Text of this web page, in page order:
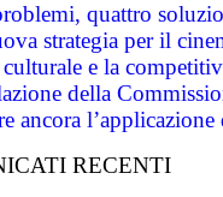
quattro
strategia per il
e la
della
ancora
RECENTI